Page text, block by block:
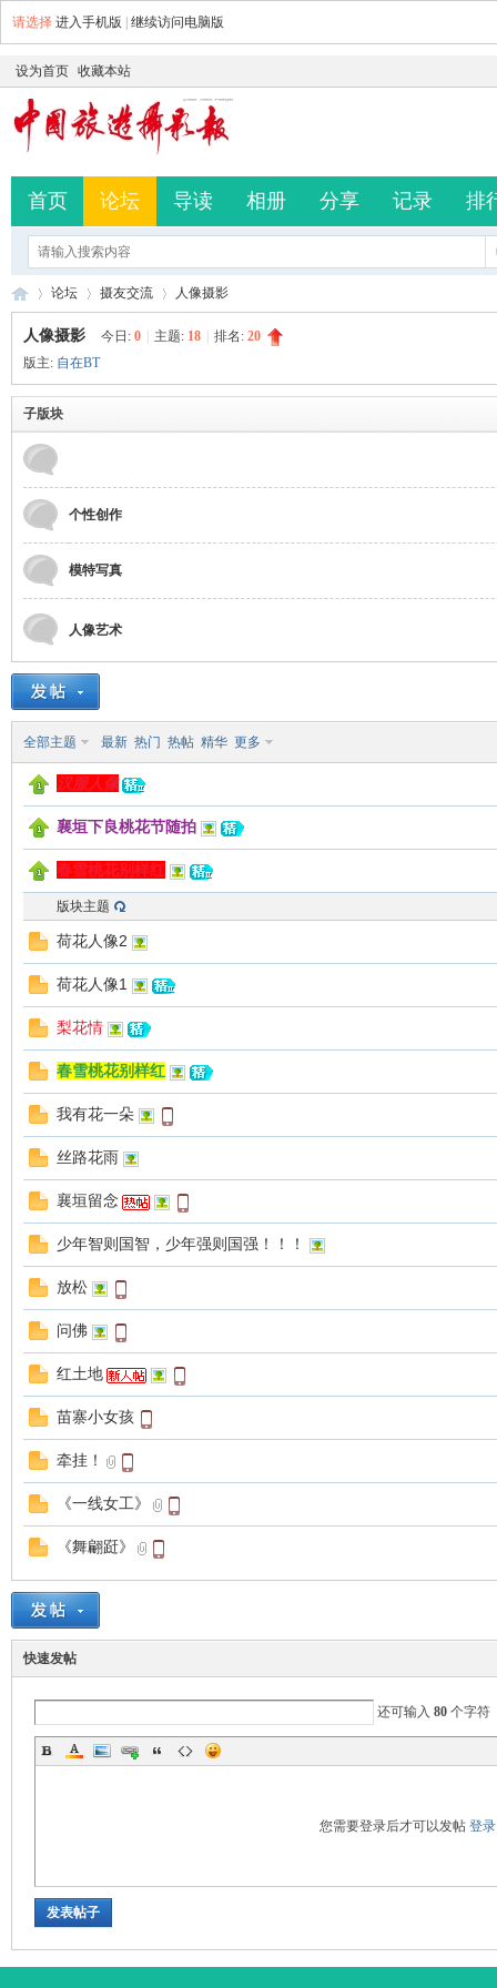
请选择 进入手机版 继续访问电脑版
设为首页 收藏本站
首页 论坛 导读 相册 分享 记录 排
中
游
»
论坛
›
摄友交流
›
人像摄影
人像摄影 今日: 0 主题: 18 排名: 20
版主: 自在BT
子版块
个性创作
模特写真
人像艺术
全部主题 最新 热门 热帖 精华 更多
汉服人像
襄垣下良桃花节随拍
春雪桃花别样红
版块主题
荷花人像2
荷花人像1
梨花情
春雪桃花别样红
我有花一朵
丝路花雨
襄垣留念
少年智则国智，少年强则国强！！！
放松
问佛
红土地
苗寨小女孩
牵挂！
《一线女工》
《舞翩跹》
快速发帖
还可输入 80 个字符
您需要登录后才可以发帖 登录
发表帖子